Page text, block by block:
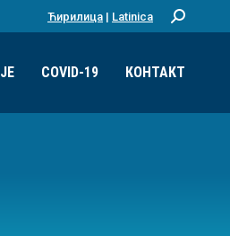
Ћирилица | Latinica Претрага:
COVID-19 КОНТАКТ